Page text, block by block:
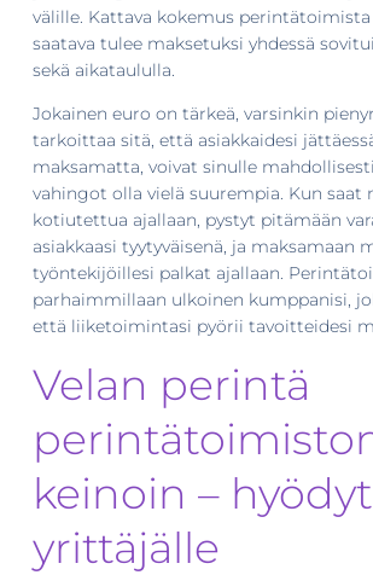
välille. Kattava kokemus
saatava tulee maksetuksi yhdessä
sekä aikataululla.
Jokainen euro on tärkeä, varsinkin
tarkoittaa sitä, että asiakkaidesi
maksamatta, voivat sinulle
vahingot olla vielä suurempia. Kun saat
kotiutettua ajallaan, pystyt pitämään
asiakkaasi tyytyväisenä, ja maksamaan
työntekijöillesi palkat ajallaan.
parhaimmillaan ulkoinen kumppanisi,
että liiketoimintasi pyörii tavoitteidesi
Velan perintä
keinoin – hyödyt
yrittäjälle